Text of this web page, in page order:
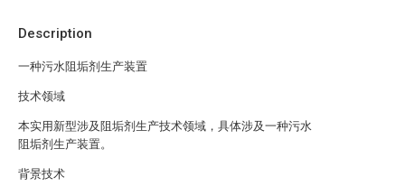
Description
一种污水阻垢剂生产装置
技术领域
本实用新型涉及阻垢剂生产技术领域，具体涉及一种污水
阻垢剂生产装置。
背景技术